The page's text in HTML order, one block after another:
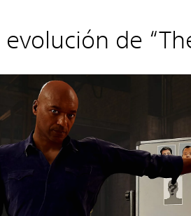
evolución de